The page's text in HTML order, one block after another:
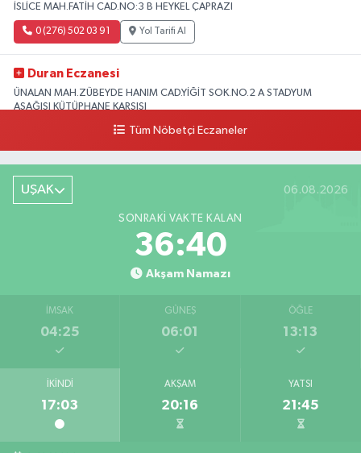
İSLİCE MAH.FATİH CAD.NO:3 B HEYKEL ÇAPRAZI
0 (276) 502 03 91 Yol Tarifi Al
Duran Eczanesi
ÜNALAN MAH.ZÜBEYDE HANIM CAD.YİĞİT SOK.NO.2 A STADYUM
AŞAĞISI KÜTÜPHANE KARŞISI
Yol Tarifi Al
Tüm Nöbetçi Eczaneler
UŞAK 06.08.2026
SONRAKI VAKTE KALAN
36:39
Akşam Namazı
İMSAK
04:25
GÜNEŞ
06:01
ÖĞLE
13:13
İKINDI
17:03
AKŞAM
20:16
YATSI
21:45